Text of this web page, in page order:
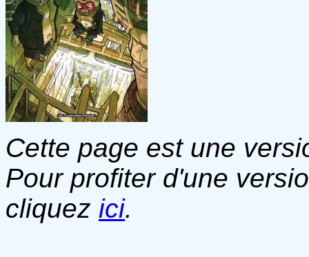
Cette page est une
Pour profiter d'une
cliquez ici.